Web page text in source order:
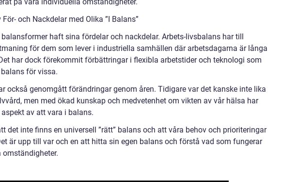
på våra individuella omständigheter.
och Nackdelar med Olika ”I Balans”
haft sina fördelar och nackdelar. Arbets-livsbalans har till
för dem som lever i industriella samhällen där arbetsdagarna är långa
har dock förekommit förbättringar i flexibla arbetstider och teknologi som
för vissa.
också genomgått förändringar genom åren. Tidigare var det kanske inte lika
men med ökad kunskap och medvetenhet om vikten av vår hälsa har
av att vara i balans.
det inte finns en universell ”rätt” balans och att våra behov och prioriteringar
är upp till var och en att hitta sin egen balans och förstå vad som fungerar